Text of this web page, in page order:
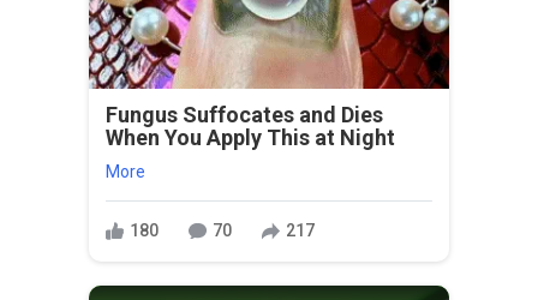
Fungus Suffocates and Dies
When You Apply This at Night
More
180 70 217